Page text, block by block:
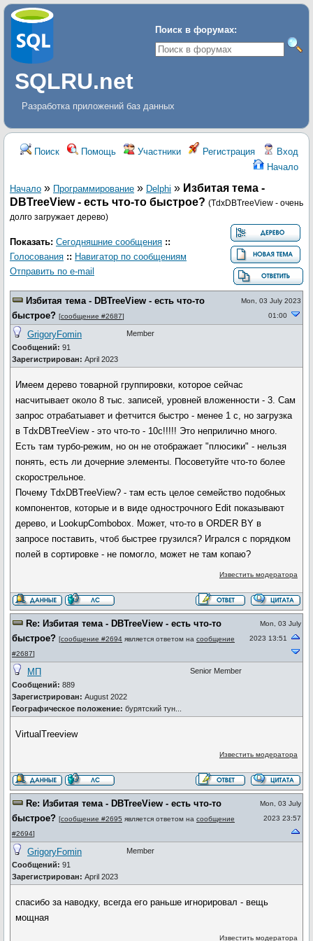
Поиск в форумах:
SQLRU.net
Разработка приложений баз данных
Поиск Помощь Участники Регистрация
Вход
Начало
Начало » Программирование » Delphi » Избитая тема -
DBTreeView - есть что-то быстрое? (TdxDBTreeView - очень
долго загружает дерево)
Показать: Сегодняшние сообщения ::
Голосования :: Навигатор по сообщениям
Отправить по e-mail
Избитая тема - DBTreeView - есть что-то
быстрое? [сообщение #2687]
Mon, 03 July 2023
01:00
GrigoryFomin
Сообщений: 91
Зарегистрирован: April 2023
Member
Имеем дерево товарной группировки, которое сейчас
насчитывает около 8 тыс. записей, уровней вложенности - 3. Сам
запрос отрабатыавет и фетчится быстро - менее 1 с, но загрузка
в TdxDBTreeView - это что-то - 10с!!!!! Это неприлично много.
Есть там турбо-режим, но он не отображает "плюсики" - нельзя
понять, есть ли дочерние элементы. Посоветуйте что-то более
скорострельное.
Почему TdxDBTreeView? - там есть целое семейство подобных
компонентов, которые и в виде однострочного Edit показывают
дерево, и LookupCombobox. Может, что-то в ORDER BY в
запросе поставить, чтоб быстрее грузился? Игрался с порядком
полей в сортировке - не помогло, может не там копаю?
Известить модератора
Re: Избитая тема - DBTreeView - есть что-то
быстрое? [сообщение #2694 является ответом на сообщение
#2687]
Mon, 03 July
2023 13:51
МП
Сообщений: 889
Зарегистрирован: August 2022
Географическое положение: бурятский тун...
Senior Member
VirtualTreeview
Известить модератора
Re: Избитая тема - DBTreeView - есть что-то
быстрое? [сообщение #2695 является ответом на сообщение
#2694]
Mon, 03 July
2023 23:57
GrigoryFomin
Сообщений: 91
Зарегистрирован: April 2023
Member
спасибо за наводку, всегда его раньше игнорировал - вещь
мощная
Известить модератора